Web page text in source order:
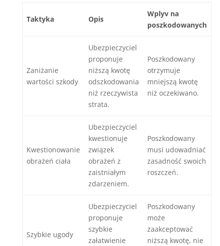
Taktyka Opis
Wplyv na
poszkodowanych
Zaniżanie
wartości szkody
Ubezpieczyciel
proponuje
niższą kwotę
odszkodowania
niż rzeczywista
strata.
Poszkodowany
otrzymuje
mniejszą kwotę
niż oczekiwano.
Kwestionowanie
obrażeń ciała
Ubezpieczyciel
kwestionuje
związek
obrażeń z
zaistniałym
zdarzeniem.
Poszkodowany
musi udowadniać
zasadność swoich
roszczeń.
Szybkie ugody
Ubezpieczyciel
proponuje
szybkie
załatwienie
Poszkodowany
może
zaakceptować
niższą kwotę, nie